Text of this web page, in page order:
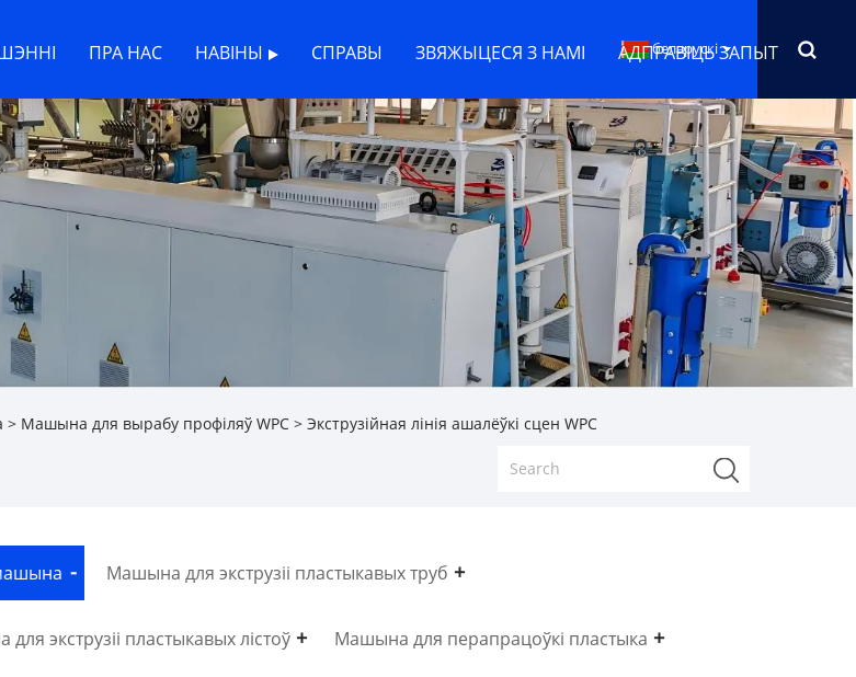
ПРА НАС НАВІНЫ СПРАВЫ ЗВЯЖЫЦЕСЯ З НАМІ АДПРАВІЦЬ ЗАПЫТ
беларускі
> Машына для вырабу профіляў WPC > Экструзійная лінія ашалёўкі сцен WPC
Машына для экструзіі пластыкавых труб
экструзіі пластыкавых лістоў Машына для перапрацоўкі пластыка